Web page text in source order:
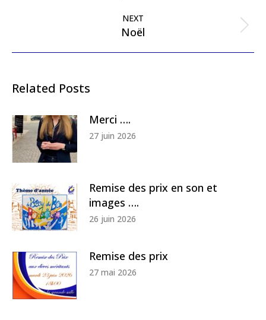
NEXT
Noël
Related Posts
Merci ….
27 juin 2026
Remise des prix en son et
images ….
26 juin 2026
Remise des prix
27 mai 2026